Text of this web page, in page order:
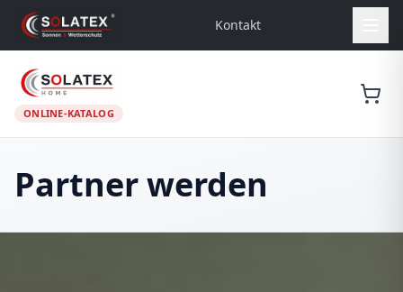
Kontakt
ONLINE-KATALOG
Partner werden